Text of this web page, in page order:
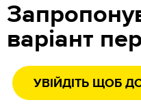
варіант
УВІЙДІТЬ ЩОБ